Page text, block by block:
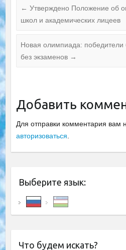
← Утверждено Положение об
школ и академических лицеев
Новая олимпиада: победители
без экзаменов →
Добавить
Для отправки комментария вам
авторизоваться
Выберите язык:
Что будем искать?